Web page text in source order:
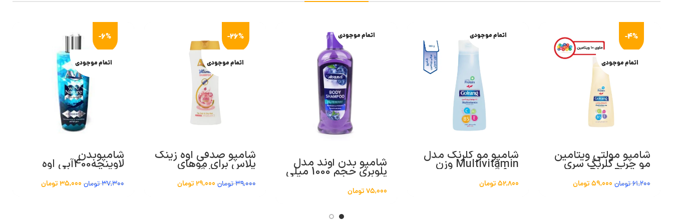
-4%
اتمام موجودی
شامپو مولتی ویتامین
مو چرب گلرنگ سری
Plus Protein مدل
Oily Hair مقدار 900
گرم
61,200تومان 59,000تومان
اتمام موجودی
شامپو مو گلرنگ مدل
Multivitamin وزن
900 گرم
52,800تومان
اتمام موجودی
شامپو بدن آوند مدل
بلوبری حجم 1000 میلی
لیتر
75,000 تومان
-26%
اتمام موجودی
شامپو صدفی اوه زینک
پلاس برای موهای
خشک 400 گرم
39,000تومان 29,000تومان
-6%
اتمام موجودی
شامپوبدن
لاوینچه400آبی اوه
37,300تومان 35,000تومان